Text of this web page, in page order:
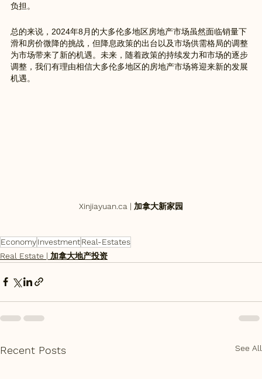
负担。
总的来说，2024年8月的大多伦多地区房地产市场虽然面临销量下
滑和房价微降的挑战，但降息政策的出台以及市场供需格局的调整
为市场带来了新的机遇。未来，随着政策的持续发力和市场的逐步
调整，我们有理由相信大多伦多地区的房地产市场将迎来新的发展
机遇。
Xinjiayuan.ca | 加拿大新家园
EconomyInvestmentReal-Estates
Real Estate | 加拿大地产投资
Recent Posts See All